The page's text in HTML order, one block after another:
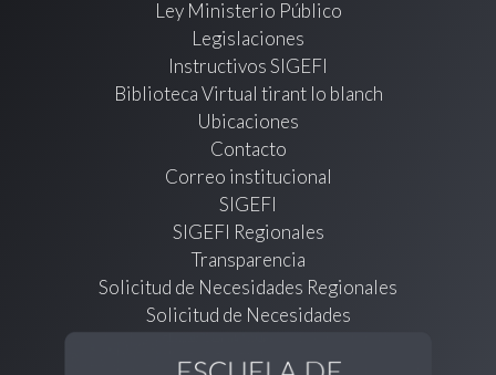
Ley Ministerio Público
Legislaciones
Instructivos SIGEFI
Biblioteca Virtual tirant lo blanch
Ubicaciones
Contacto
Correo institucional
SIGEFI
SIGEFI Regionales
Transparencia
Solicitud de Necesidades Regionales
Solicitud de Necesidades